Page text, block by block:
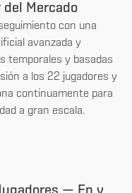
del Mercado
con una
avanzada y
temporales y basadas
a los 22 jugadores y
continuamente para
a gran escala.